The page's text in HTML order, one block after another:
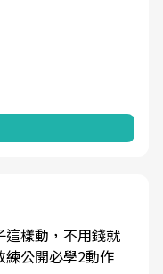
這樣動，不用錢就
練公開必學2動作